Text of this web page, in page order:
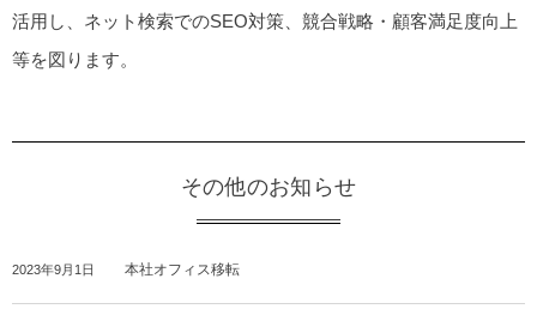
活用し、ネット検索でのSEO対策、競合戦略・顧客満足度向上
等を図ります。
その他のお知らせ
2023年9月1日 本社オフィス移転